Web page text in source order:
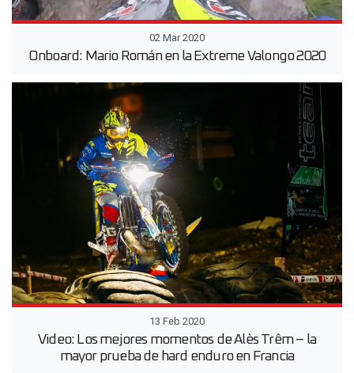
02 Mar 2020
Onboard: Mario Román en la Extreme Valongo 2020
13 Feb 2020
Video: Los mejores momentos de Alès Trêm – la
mayor prueba de hard enduro en Francia